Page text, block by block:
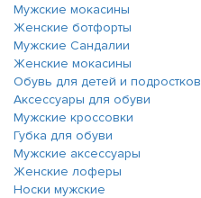
Мужские мокасины
Женские ботфорты
Мужские Сандалии
Женские мокасины
Обувь для детей и подростков
Аксессуары для обуви
Мужские кроссовки
Губка для обуви
Мужские аксессуары
Женские лоферы
Носки мужские